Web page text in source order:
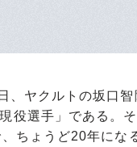
ヤクルトの坂口智
役選手」である。
ちょうど20年にな